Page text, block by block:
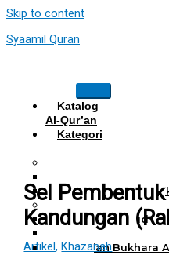
Skip to content
Syaamil Quran
Katalog
Al-Qur’an
Kategori
Al Quran Hafalan
Al Quran Tematik
Mushaf Tahajud
Quran Hijrah
Al-Qur’an Bukhara
Sel
Kandungan
Artikel, Khazanah